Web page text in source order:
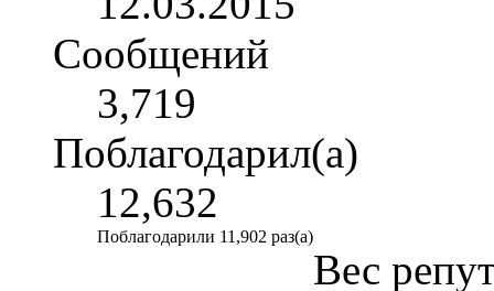
Сообщений
3,719
Поблагодарил(а)
12,632
Поблагодарили 11,902 раз(а)
Вес